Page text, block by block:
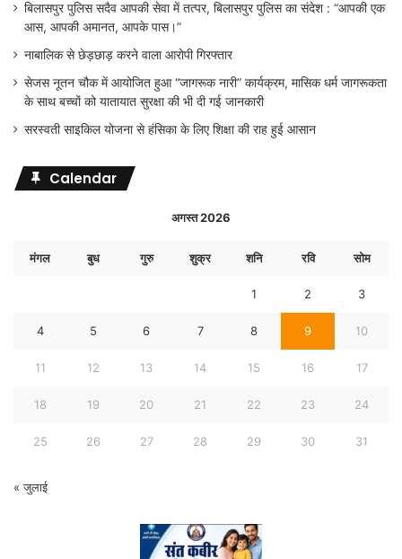
बिलासपुर पुलिस सदैव आपकी सेवा में तत्पर, बिलासपुर पुलिस का संदेश : “आपकी एक
आस, आपकी अमानत, आपके पास।”
नाबालिक से छेड़छाड़ करने वाला आरोपी गिरफ्तार
सेजस नूतन चौक में आयोजित हुआ “जागरूक नारी” कार्यक्रम, मासिक धर्म जागरूकता
के साथ बच्चों को यातायात सुरक्षा की भी दी गई जानकारी
सरस्वती साइकिल योजना से हंसिका के लिए शिक्षा की राह हुई आसान
Calendar
अगस्त 2026
मंगल बुध गुरु शुक्र शनि रवि सोम
1 2 3
4 5 6 7 8 9 10
11 12 13 14 15 16 17
18 19 20 21 22 23 24
25 26 27 28 29 30 31
« जुलाई